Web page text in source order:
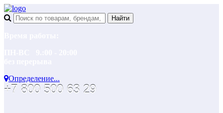
Определение...
+7 800 500 63 29